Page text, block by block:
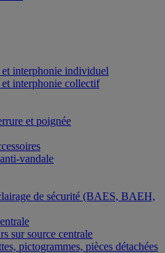
interphonie individuel
interphonie collectif
et poignée
vandale
de sécurité (BAES, BAEH,
sur source centrale
pictogrammes, pièces détachées